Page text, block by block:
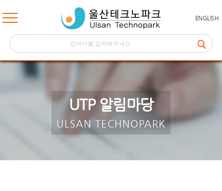
ENGLISH
UTP 알림마당
ULSAN TECHNOPARK